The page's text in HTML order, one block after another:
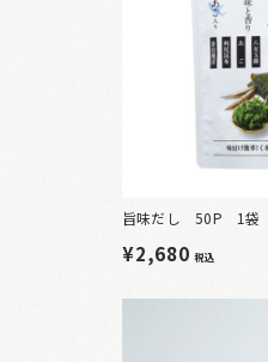
旨味だし 50P 1袋
¥2,680税込